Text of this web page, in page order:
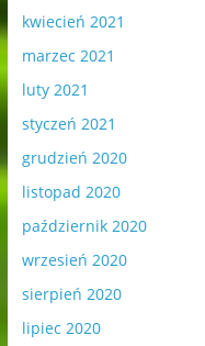
kwiecień 2021
marzec 2021
luty 2021
styczeń 2021
grudzień 2020
listopad 2020
październik 2020
wrzesień 2020
sierpień 2020
lipiec 2020